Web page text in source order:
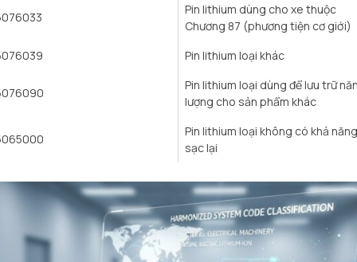
Pin lithium dùng cho xe thuộc
Chương 87 (phương tiện cơ giới)
Pin lithium loại khác
Pin lithium loại dùng để lưu trữ
lượng cho sản phẩm khác
Pin lithium loại không có khả năng
sạc lại